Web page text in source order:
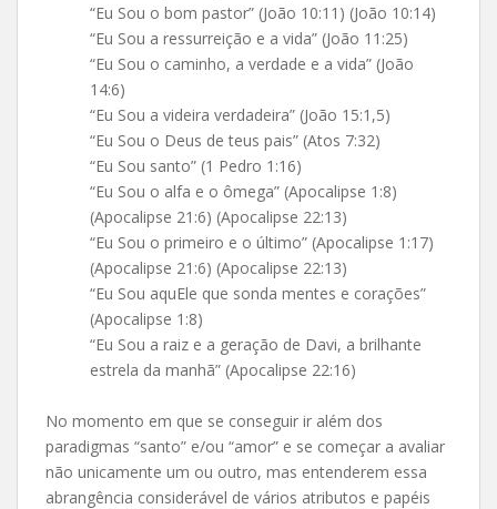
“Eu Sou o bom pastor” (João 10:11) (João 10:14)
“Eu Sou a ressurreição e a vida” (João 11:25)
“Eu Sou o caminho, a verdade e a vida” (João
14:6)
“Eu Sou a videira verdadeira” (João 15:1,5)
“Eu Sou o Deus de teus pais” (Atos 7:32)
“Eu Sou santo” (1 Pedro 1:16)
“Eu Sou o alfa e o ômega” (Apocalipse 1:8)
(Apocalipse 21:6) (Apocalipse 22:13)
“Eu Sou o primeiro e o último” (Apocalipse 1:17)
(Apocalipse 21:6) (Apocalipse 22:13)
“Eu Sou aquEle que sonda mentes e corações”
(Apocalipse 1:8)
“Eu Sou a raiz e a geração de Davi, a brilhante
estrela da manhã” (Apocalipse 22:16)
No momento em que se conseguir ir além dos
paradigmas “santo” e/ou “amor” e se começar a avaliar
não unicamente um ou outro, mas entenderem essa
abrangência considerável de vários atributos e papéis